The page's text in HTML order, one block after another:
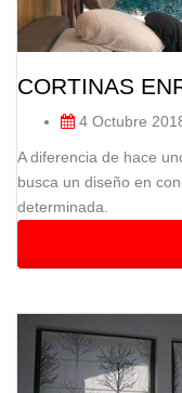
CORTINAS
4 Octubre
A diferencia de hace
busca un diseño en
determinada.